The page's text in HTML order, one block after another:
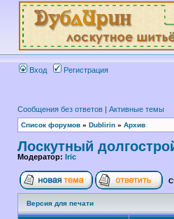
Вход Регистрация
Сообщения без ответов | Активные темы
Список форумов » Dublirin » Архив
Лоскутный
Модератор: Iric
Версия для печати